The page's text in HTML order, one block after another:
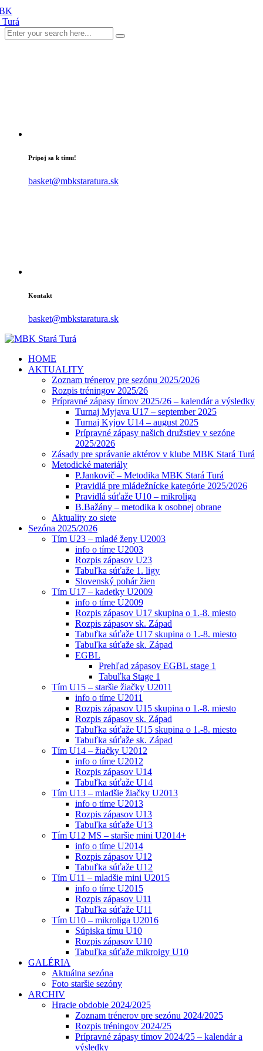
Pripoj sa k tímu!
basket@mbkstaratura.sk
Kontakt
basket@mbkstaratura.sk
HOME
AKTUALITY
Zoznam trénerov pre sezónu 2025/2026
Rozpis tréningov 2025/26
Prípravné zápasy tímov 2025/26 – kalendár a výsledky
Turnaj Myjava U17 – september 2025
Turnaj Kyjov U14 – august 2025
Prípravné zápasy našich družstiev v sezóne
2025/2026
Zásady pre správanie aktérov v klube MBK Stará Turá
Metodické materiály
P.Jankovič – Metodika MBK Stará Turá
Pravidlá pre mládežnícke kategórie 2025/2026
Pravidlá súťaže U10 – mikroliga
B.Bažány – metodika k osobnej obrane
Aktuality zo siete
Sezóna 2025/2026
Tím U23 – mladé ženy U2003
info o tíme U2003
Rozpis zápasov U23
Tabuľka súťaže 1. ligy
Slovenský pohár žien
Tím U17 – kadetky U2009
info o tíme U2009
Rozpis zápasov U17 skupina o 1.-8. miesto
Rozpis zápasov sk. Západ
Tabuľka súťaže U17 skupina o 1.-8. miesto
Tabuľka súťaže sk. Západ
EGBL
Prehľad zápasov EGBL stage 1
Tabuľka Stage 1
Tím U15 – staršie žiačky U2011
info o tíme U2011
Rozpis zápasov U15 skupina o 1.-8. miesto
Rozpis zápasov sk. Západ
Tabuľka súťaže U15 skupina o 1.-8. miesto
Tabuľka súťaže sk. Západ
Tím U14 – žiačky U2012
info o tíme U2012
Rozpis zápasov U14
Tabuľka súťaže U14
Tím U13 – mladšie žiačky U2013
info o tíme U2013
Rozpis zápasov U13
Tabuľka súťaže U13
Tím U12 MS – staršie mini U2014+
info o tíme U2014
Rozpis zápasov U12
Tabuľka súťaže U12
Tím U11 – mladšie mini U2015
info o tíme U2015
Rozpis zápasov U11
Tabuľka súťaže U11
Tím U10 – mikroliga U2016
Súpiska tímu U10
Rozpis zápasov U10
Tabuľka súťaže mikroigy U10
GALÉRIA
Aktuálna sezóna
Foto staršie sezóny
ARCHIV
Hracie obdobie 2024/2025
Zoznam trénerov pre sezónu 2024/2025
Rozpis tréningov 2024/25
Prípravné zápasy tímov 2024/25 – kalendár a
výsledky